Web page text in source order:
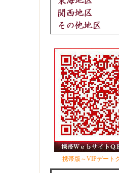
携帯版～VIPデート